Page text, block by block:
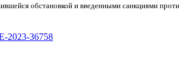
обстановкой и введенными санкциями
2023-36758